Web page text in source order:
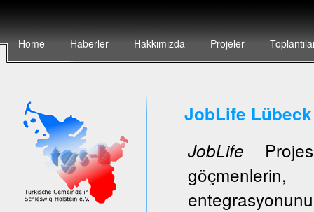
Home Haberler Hakkımızda Projeler
JobLife Lübeck
JobLife